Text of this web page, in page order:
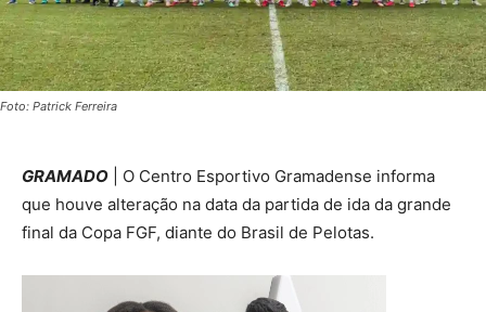
Foto: Patrick Ferreira
GRAMADO | O Centro Esportivo Gramadense informa
que houve alteração na data da partida de ida da grande
final da Copa FGF, diante do Brasil de Pelotas.